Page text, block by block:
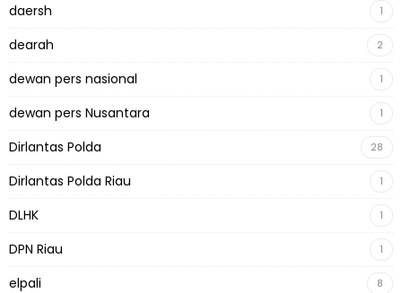
daersh 1
dearah 2
dewan pers nasional 1
dewan pers Nusantara 1
Dirlantas Polda 28
Dirlantas Polda Riau 1
DLHK 1
DPN Riau 1
elpali 8